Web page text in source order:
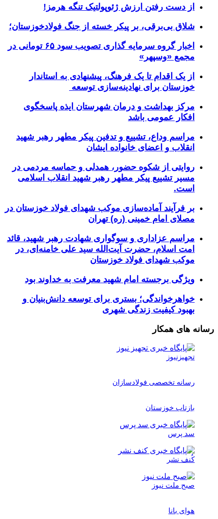
از دست رفتن ارزش ژئوپولتیک تنگه هرمز!
شلاق‌ بی‌برقی، بر پیکر خسته‌ از جنگ فولادخوزستان؛
اخبار گروه سرمایه گذاری تصویب سود ۶۵ تومانی در
مجمع «وسپهر»
از یک اقدام تا یک فرهنگ، پیشنهادی به استاندار
خوزستان برای نهادینه‌سازی توسعه
مرکز بهداشت و درمان شهرستان ایذه پاسخگوی
افکار عمومی باشد
مراسم وداع، تشییع و تدفین پیکر مطهر رهبر شهید
انقلاب و اعضای خانواده ایشان
روایتی از شکوه حضور، همدلی و حماسه مردمی در
مسیر تشییع پیکر مطهر رهبر شهید انقلاب اسلامی
است.
بر فرآیند آماده‌سازی موکب شهدای فولاد خوزستان در
مصلای امام خمینی (ره) تهران
مراسم عزاداری و سوگواری شهادت رهبر شهید، قائد
امت اسلام، حضرت آیت‌الله سید علی خامنه‌ای، در
موکب شهدای فولاد خوزستان
ویژگی برجسته امام شهید معرفت به خداوند بود
خواهرخواندگی؛ بستری برای توسعه دانش‌بنیان و
بهبود کیفیت زندگی شهری
رسانه های همکار
تجهیزنیوز
رسانه تخصصی فولادسازان
بازتاب خوزستان
سد پرس
کُنف نشر
صبح ملت نیوز
هوای بانا